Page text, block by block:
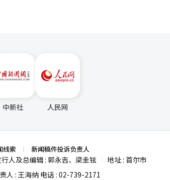
闭未
文明的边界上。如果韩成淑候选
成功，更是韩国的新实验。 结
设计者。 与工作结婚的
果她能展现出承担这一责任的愿景
，并经过编辑审核。
中新社 人民网
线索 新闻稿件投诉负责人
行人及总编辑 : 郭永吉、梁圭铉
地址 : 首尔市
人 : 王海纳 电话 : 02-739-2171